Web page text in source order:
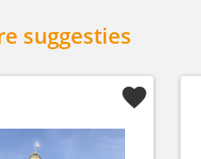
suggesties